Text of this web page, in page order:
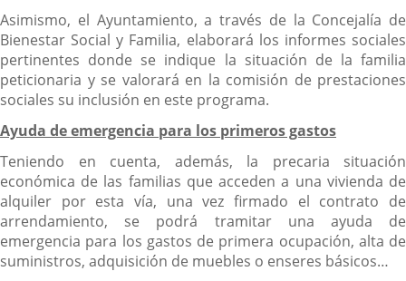
Asimismo, el Ayuntamiento, a través de la Concejalía de
Bienestar Social y Familia, elaborará los informes sociales
pertinentes donde se indique la situación de la familia
peticionaria y se valorará en la comisión de prestaciones
sociales su inclusión en este programa.
Ayuda de emergencia para los primeros gastos
Teniendo en cuenta, además, la precaria situación
económica de las familias que acceden a una vivienda de
alquiler por esta vía, una vez firmado el contrato de
arrendamiento, se podrá tramitar una ayuda de
emergencia para los gastos de primera ocupación, alta de
suministros, adquisición de muebles o enseres básicos…